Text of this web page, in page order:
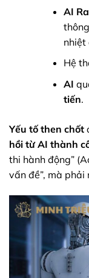
AI
nhiệt
Hệ
AI
tiến.
Yếu tố then chốt
hồi từ AI thành
thi hành động”
vấn đề”, mà phải